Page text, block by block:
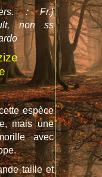
: Fr.)
non ss
espèce
mais une
avec
taille et